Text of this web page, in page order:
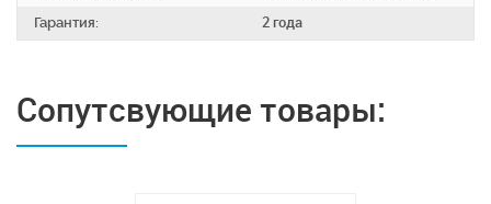
Гарантия:
2 года
Сопутсвующие товары: